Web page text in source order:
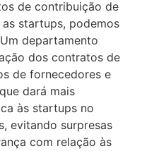
de contribuição de
startups, podemos
departamento
dos contratos de
de fornecedores e
dará mais
às startups no
evitando surpresas
com relação às